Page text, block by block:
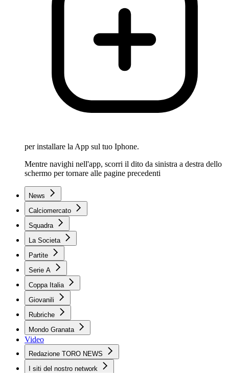
per installare la App sul tuo Iphone.
Mentre navighi nell'app, scorri il dito da sinistra a destra dello
schermo per tornare alle pagine precedenti
News
Calciomercato
Squadra
La Societa
Partite
Serie A
Coppa Italia
Giovanili
Rubriche
Mondo Granata
Video
Redazione TORO NEWS
I siti del nostro network